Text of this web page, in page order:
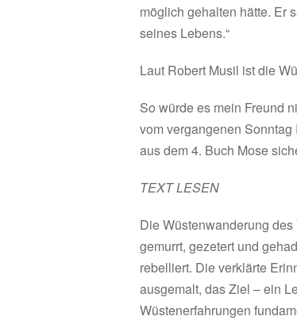
möglich gehalten hätte. Er
seines Lebens.“
Laut Robert Musil ist die
So würde es mein Freund
vom vergangenen
aus dem 4. Buch Mose
TEXT LESEN
Die Wüstenwanderung
gemurrt, gezetert und
rebelliert. Die verklärte
ausgemalt, das Ziel – ein
Wüstenerfahrungen